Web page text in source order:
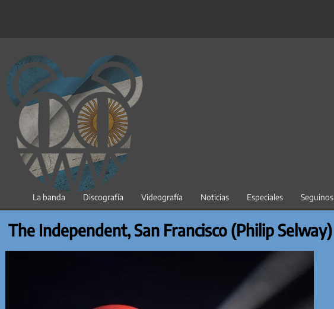
contenido
La banda Discografía Videografía Noticias Especiales Seguinos
The Independent, San Francisco (Philip Selway)